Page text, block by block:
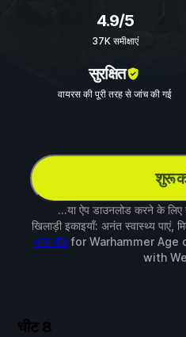
4.9/5
37K समीक्षाएं
सुरक्षित
वायरस की पूरी तरह से जांच की गई
शुरू
...या ऐप डाउनलोड करने के
खिलाड़ी इकाइयाँ: अनंत स्वास्थ्य पाएं,
अन्य मॉडfor Warhammer Age
with
चीट 8